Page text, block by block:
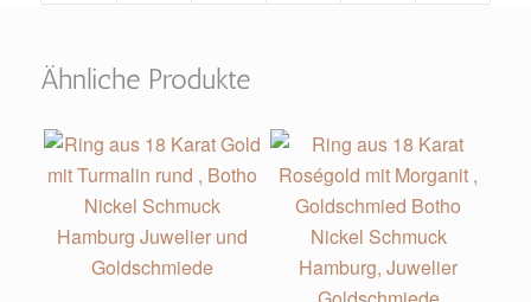
Ähnliche Produkte